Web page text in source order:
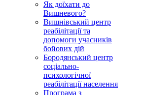
Як доїхати до
Вишневого?
Вишнівський центр
реабілітації та
допомоги учасників
бойових дій
Бородянський центр
соціально-
психологічної
реабілітації населення
Програма з